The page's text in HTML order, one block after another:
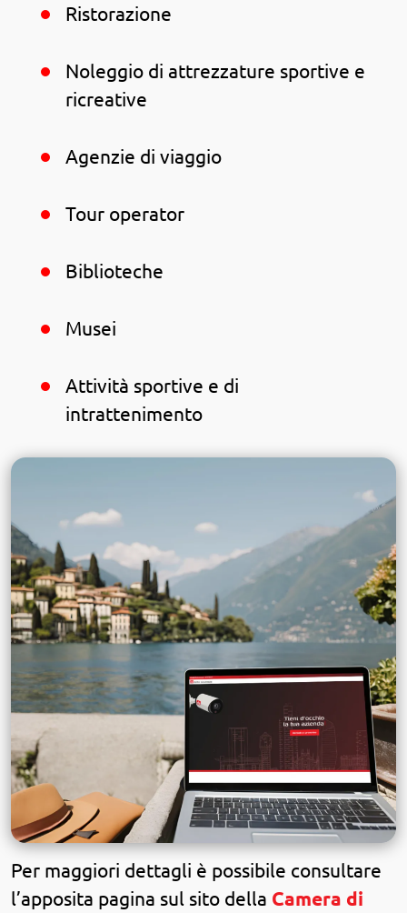
Ristorazione
Noleggio di attrezzature sportive e
ricreative
Agenzie di viaggio
Tour operator
Biblioteche
Musei
Attività sportive e di
intrattenimento
Per maggiori dettagli è possibile consultare
l’apposita pagina sul sito della Camera di